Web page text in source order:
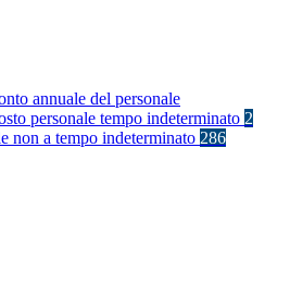
annuale del personale
personale tempo indeterminato 2
non a tempo indeterminato 286